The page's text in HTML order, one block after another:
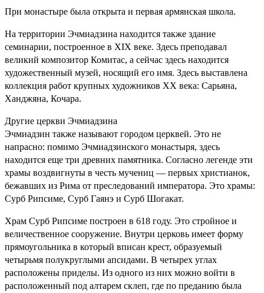
При монастыре была открыта и первая армянская школа.
На территории Эчмиадзина находится также здание
семинарии, построенное в ХIХ веке. Здесь преподавал
великий композитор Комитас, а сейчас здесь находится
художественный музей, носящий его имя. Здесь выставлена
коллекция работ крупных художников ХХ века: Сарьяна,
Ханджяна, Кочара.
Другие церкви Эчмиадзина
Эчмиадзин также называют городом церквей. Это не
напрасно: помимо Эчмиадзинского монастыря, здесь
находится еще три древних памятника. Согласно легенде эти
храмы воздвигнуты в честь мучениц — первых христианок,
бежавших из Рима от преследований императора. Это храмы:
Сурб Рипсиме, Сурб Гаянэ и Сурб Шогакат.
Храм Сурб Рипсиме построен в 618 году. Это стройное и
величественное сооружение. Внутри церковь имеет форму
прямоугольника в который вписан крест, образуемый
четырьмя полукруглыми апсидами. В четырех углах
расположены приделы. Из одного из них можно войти в
расположенный под алтарем склеп, где по преданию была